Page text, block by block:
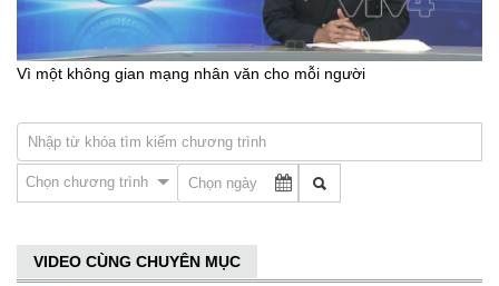
Vì một không gian mạng nhân văn cho mỗi người
Chọn chương trình
VIDEO CÙNG CHUYÊN MỤC